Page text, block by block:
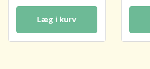
Læg i kurv